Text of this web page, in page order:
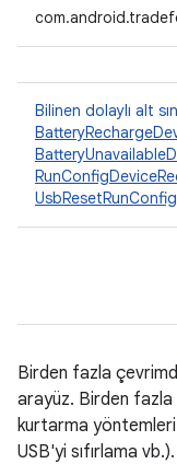
Bilinen dolaylı alt
Birden fazla
arayüz. Birden fazla
kurtarma
USB'yi sıfırlama